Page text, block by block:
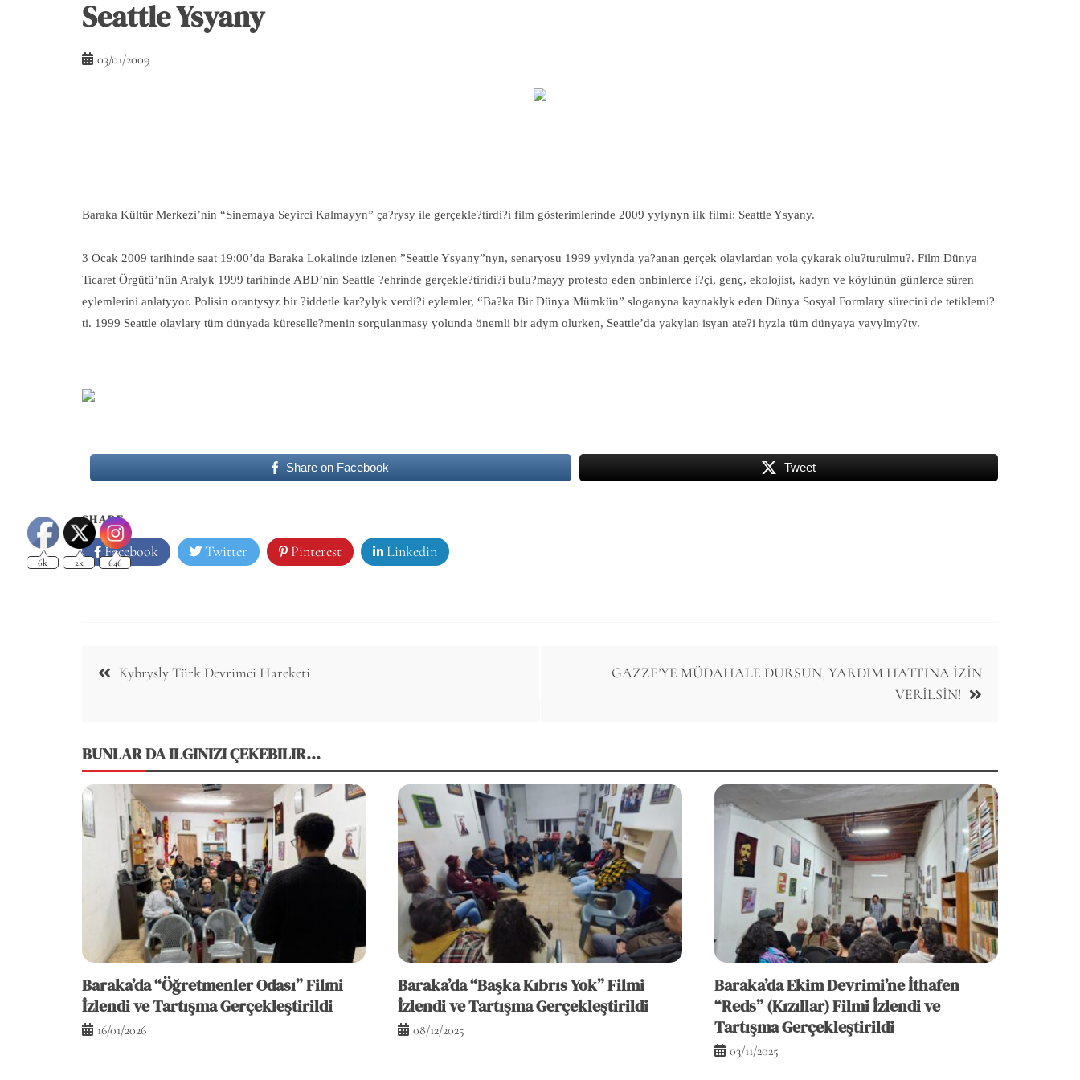
Seattle Ysyany
03/01/2009
Baraka Kültür Merkezi’nin “Sinemaya Seyirci Kalmayyn” ça?rysy ile gerçekle?tirdi?i film gösterimlerinde 2009 yylynyn ilk filmi: Seattle Ysyany.
3 Ocak 2009 tarihinde saat 19:00’da Baraka Lokalinde izlenen ”Seattle Ysyany”nyn, senaryosu 1999 yylynda ya?anan gerçek olaylardan yola çykarak olu?turulmu?. Film Dünya
Ticaret Örgütü’nün Aralyk 1999 tarihinde ABD’nin Seattle ?ehrinde gerçekle?tiridi?i bulu?mayy protesto eden onbinlerce i?çi, genç, ekolojist, kadyn ve köylünün günlerce süren
eylemlerini anlatyyor. Polisin orantysyz bir ?iddetle kar?ylyk verdi?i eylemler, “Ba?ka Bir Dünya Mümkün” sloganyna kaynaklyk eden Dünya Sosyal Formlary sürecini de tetiklemi?
ti. 1999 Seattle olaylary tüm dünyada küreselle?menin sorgulanmasy yolunda önemli bir adym olurken, Seattle’da yakylan isyan ate?i hyzla tüm dünyaya yayylmy?ty.
Share on Facebook Tweet
SHARE
Facebook Twitter Pinterest Linkedin
Post Kybrysly Türk Devrimci Hareketi
GAZZE’YE MÜDAHALE DURSUN, YARDIM HATTINA İZİN
VERİLSİN!
BUNLAR DA ILGINIZI ÇEKEBILIR...
Baraka’da “Öğretmenler Odası” Filmi
İzlendi ve Tartışma Gerçekleştirildi
16/01/2026
Baraka’da “Başka Kıbrıs Yok” Filmi
İzlendi ve Tartışma Gerçekleştirildi
08/12/2025
Baraka’da Ekim Devrimi’ne İthafen
“Reds” (Kızıllar) Filmi İzlendi ve
Tartışma Gerçekleştirildi
03/11/2025
6k 2k 646